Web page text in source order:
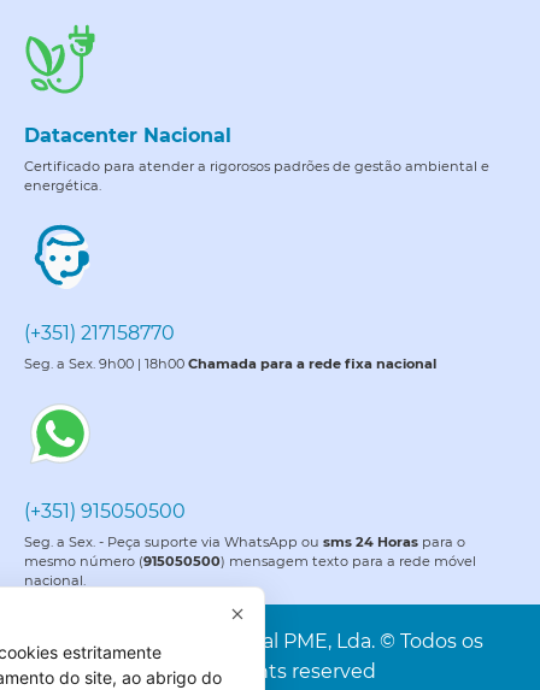
Datacenter Nacional
Certificado para atender a rigorosos padrões de gestão ambiental e
energética.
(+351) 217158770
Seg. a Sex. 9h00 | 18h00 Chamada para a rede fixa nacional
(+351) 915050500
Seg. a Sex. - Peça suporte via WhatsApp ou sms 24 Horas para o
mesmo número (915050500) mensagem texto para a rede móvel
nacional.
PME é uma marca da Portal PME, Lda. © Todos os
direitos reservados. All rights reserved
estritamente
do site, ao abrigo do